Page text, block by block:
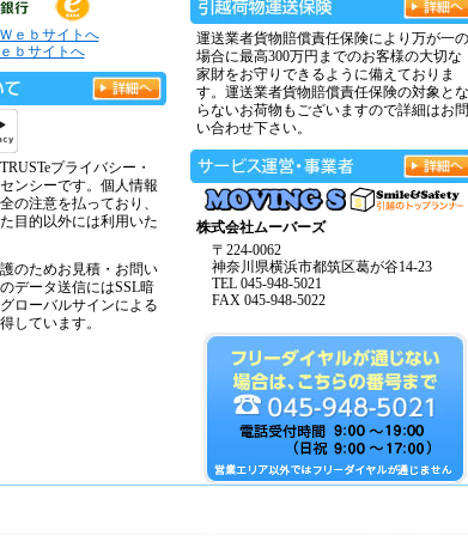
ｅｂサイトへ
ｂサイトへ
プライバシー・
ンシーです。個人情報
の注意を払っており、
目的以外には利用いた
のためお見積・お問い
データ送信にはSSL暗
ローバルサインによる
しています。
運送業者貨物賠償責任保険により万が一の
場合に最高300万円までのお客様の大切な
家財をお守りできるように備えておりま
す。運送業者貨物賠償責任保険の対象とな
らないお荷物もございますので詳細はお問
い合わせ下さい。
株式会社ムーバーズ
〒224-0062
神奈川県横浜市都筑区葛が谷14-23
TEL 045-948-5021
FAX 045-948-5022